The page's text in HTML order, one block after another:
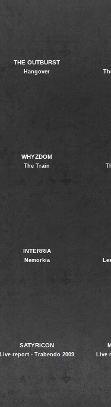
THE OUTBURST
Hangover
WHYZDOM
The Train
INTERRIA
Nemorkia
SATYRICON
Live report - Trabendo 2009 Live